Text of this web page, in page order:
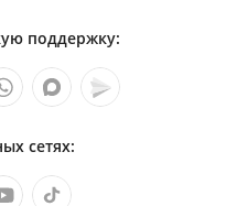
поддержку:
сетях: